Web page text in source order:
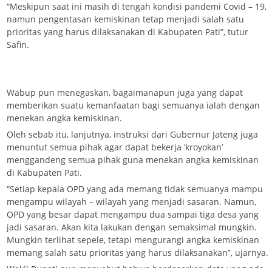
“Meskipun saat ini masih di tengah kondisi pandemi Covid – 19,
namun pengentasan kemiskinan tetap menjadi salah satu
prioritas yang harus dilaksanakan di Kabupaten Pati”, tutur
Safin.
Wabup pun menegaskan, bagaimanapun juga yang dapat
memberikan suatu kemanfaatan bagi semuanya ialah dengan
menekan angka kemiskinan.
Oleh sebab itu, lanjutnya, instruksi dari Gubernur Jateng juga
menuntut semua pihak agar dapat bekerja ‘kroyokan’
menggandeng semua pihak guna menekan angka kemiskinan
di Kabupaten Pati.
“Setiap kepala OPD yang ada memang tidak semuanya mampu
mengampu wilayah – wilayah yang menjadi sasaran. Namun,
OPD yang besar dapat mengampu dua sampai tiga desa yang
jadi sasaran. Akan kita lakukan dengan semaksimal mungkin.
Mungkin terlihat sepele, tetapi mengurangi angka kemiskinan
memang salah satu prioritas yang harus dilaksanakan”, ujarnya.